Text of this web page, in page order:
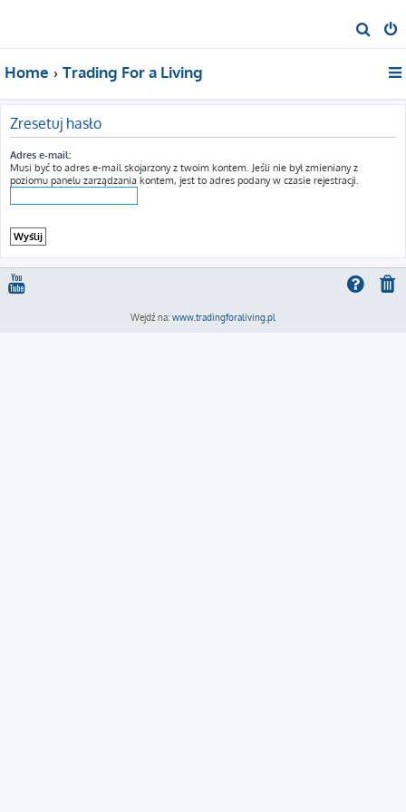
z
j
Home Trading For a Living
Zresetuj hasło
Adres e-mail:
Musi być to adres e-mail skojarzony z twoim kontem. Jeśli nie był zmieniany z
poziomu panelu zarządzania kontem, jest to adres podany w czasie rejestracji.
Wejdź na: www.tradingforaliving.pl